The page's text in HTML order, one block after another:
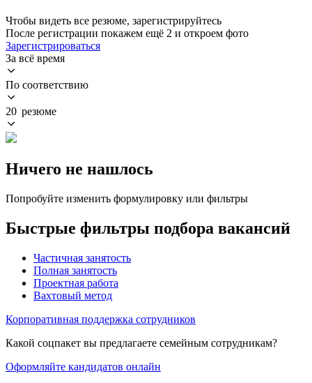
Чтобы видеть все резюме, зарегистрируйтесь
После регистрации покажем ещё 2 и откроем фото
Зарегистрироваться
За всё время
По соответствию
20 резюме
Ничего не нашлось
Попробуйте изменить формулировку или фильтры
Быстрые фильтры подбора вакансий
Частичная занятость
Полная занятость
Проектная работа
Вахтовый метод
Корпоративная поддержка сотрудников
Какой соцпакет вы предлагаете семейным сотрудникам?
Оформляйте кандидатов онлайн